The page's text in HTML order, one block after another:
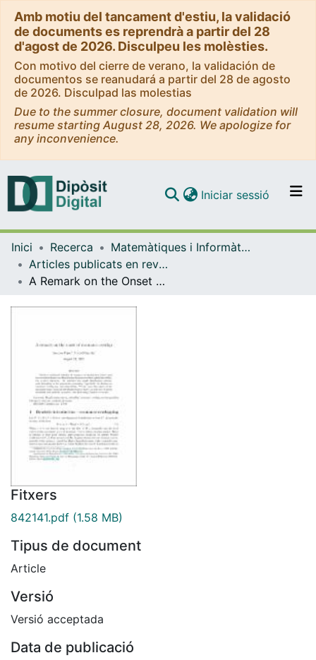
Amb motiu del tancament d'estiu, la validació
de documents es reprendrà a partir del 28
d'agost de 2026. Disculpeu les molèsties.
Con motivo del cierre de verano, la validación de
documentos se reanudará a partir del 28 de agosto
de 2026. Disculpad las molestias
Due to the summer closure, document validation will
resume starting August 28, 2026. We apologize for
any inconvenience.
Navega per tot el DD
Com publicar
Iniciar sessió (current)
Inici Recerca
Matemàtiques i Informàtica
Articles publicats en revistes (Matemàtiques i Informàtica)
A Remark on the Onset of Resonance Overlap
Fitxers
842141.pdf (1.58 MB)
Tipus de document
Article
Versió
Versió acceptada
Data de publicació